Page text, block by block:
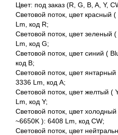
Цвет: под заказ (R, G, B, A, Y,
Световой поток, цвет красный
Lm, код R;
Световой поток, цвет зеленый
Lm, код G;
Световой поток, цвет синий (
код B;
Световой поток, цвет
3336 Lm, код A;
Световой поток, цвет желтый (
Lm, код Y;
Световой поток, цвет
~6650K ): 6408 Lm, код CW;
Световой поток, цвет